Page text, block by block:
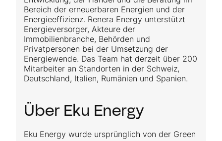
Bereich der erneuerbaren Energien und der
Energieeffizienz. Renera Energy unterstützt
Energieversorger, Akteure der
Immobilienbranche, Behörden und
Privatpersonen bei der Umsetzung der
Energiewende. Das Team hat derzeit über 200
Mitarbeiter an Standorten in der Schweiz,
Deutschland, Italien, Rumänien und Spanien.
Über Eku Energy
Eku Energy wurde ursprünglich von der Green